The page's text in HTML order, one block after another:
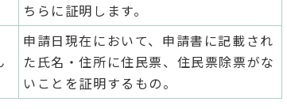
ちらに証明します。
申請日現在において、申請書に記載され
た氏名・住所に住民票、住民票除票がな
いことを証明するもの。